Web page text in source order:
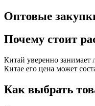
Оптовые
Почему стоит
Китай уверенно занимает
Китае его цена может
Как выбрать